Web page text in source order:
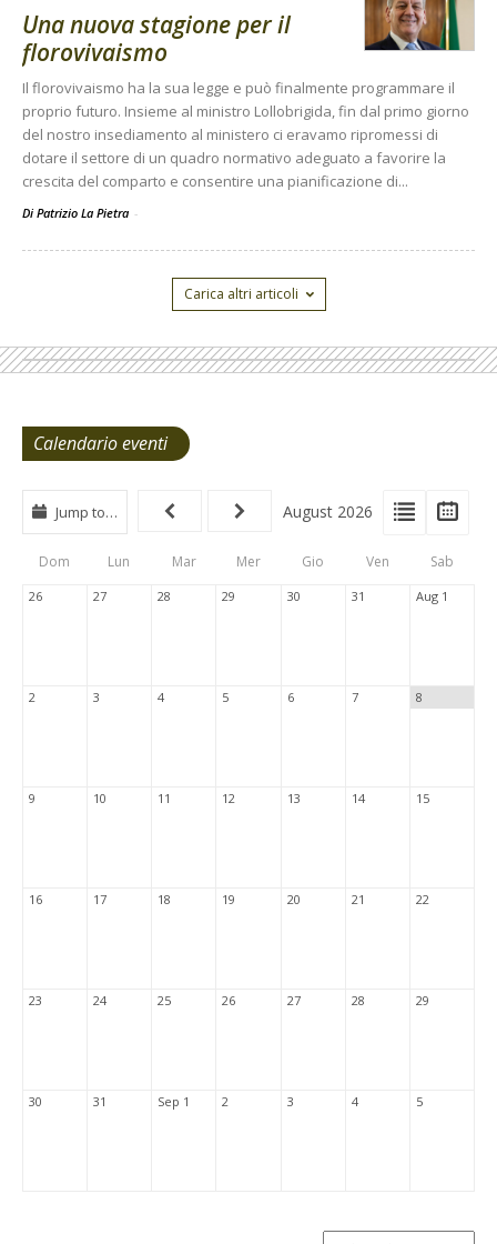
Una nuova stagione per il
florovivaismo
Il florovivaismo ha la sua legge e può finalmente programmare il
proprio futuro. Insieme al ministro Lollobrigida, fin dal primo giorno
del nostro insediamento al ministero ci eravamo ripromessi di
dotare il settore di un quadro normativo adeguato a favorire la
crescita del comparto e consentire una pianificazione di...
Di Patrizio La Pietra -
Carica altri articoli
Calendario eventi
View
Type
Tabs
View
List
Jump to… August 2026
Dom Lun Mar Mer Gio Ven Sab
26 27 28 29 30 31 Aug 1
2 3 4 5 6 7 8
9 10 11 12 13 14 15
16 17 18 19 20 21 22
23 24 25 26 27 28 29
30 31 Sep 1 2 3 4 5